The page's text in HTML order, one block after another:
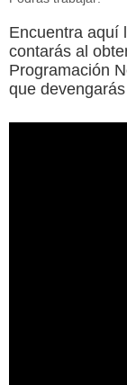
Encuentra aquí
contarás al
Programación
que devengarás